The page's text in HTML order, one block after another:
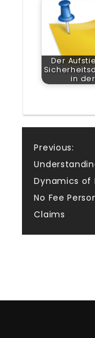
Der
in
Post
Previous:
Dynamics of
No Fee
Claims